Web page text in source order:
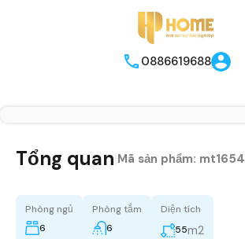
0886619688
Tổng quan Mã sản phẩm: mt1654
Phòng ngủ
6
Phòng tắm
6
Diện tích
55m2